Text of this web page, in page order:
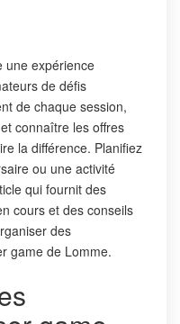
une expérience
de défis
de chaque session,
connaître les offres
la différence. Planifiez
ou une activité
qui fournit des
cours et des conseils
des
game de Lomme.